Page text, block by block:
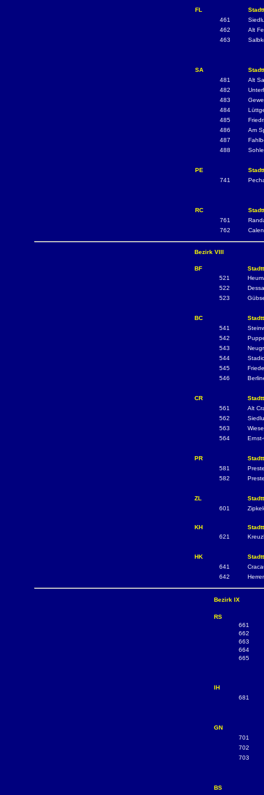
FL
461
462
Alt
463
SA
481
Alt
482
483
484
485
486
Am
487
488
PE
741
RC
761
762
Bezirk VIII
BF
521
522
523
BC
541
542
543
544
545
546
CR
561
Alt
562
563
564
PR
581
582
ZL
601
KH
621
HK
641
642
Bezirk IX
RS
661
662
663
664
665
IH
681
GN
701
702
703
BS